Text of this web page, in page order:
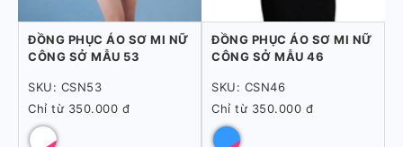
ĐỒNG PHỤC ÁO SƠ MI NỮ
CÔNG SỞ MẪU 53
SKU: CSN53
Chỉ từ 350.000 đ
ĐỒNG PHỤC ÁO SƠ MI NỮ
CÔNG SỞ MẪU 46
SKU: CSN46
Chỉ từ 350.000 đ